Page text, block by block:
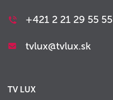
+421 2 21 29 55 55
tvlux@tvlux.sk
TV LUX